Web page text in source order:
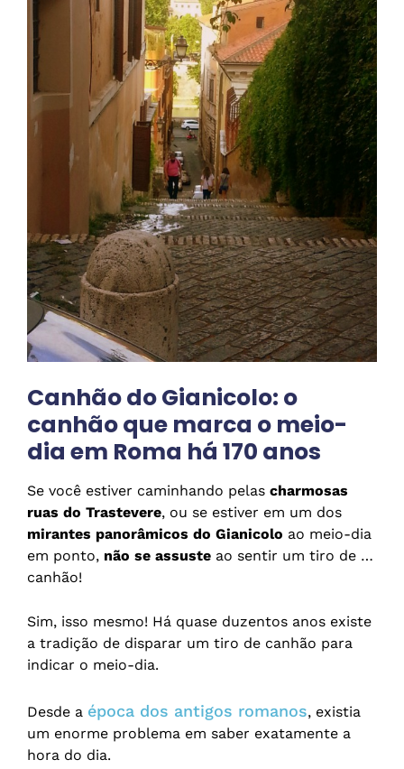
Canhão do Gianicolo: o
canhão que marca o meio-
dia em Roma há 170 anos
Se você estiver caminhando pelas charmosas
ruas do Trastevere, ou se estiver em um dos
mirantes panorâmicos do Gianicolo ao meio-dia
em ponto, não se assuste ao sentir um tiro de …
canhão!
Sim, isso mesmo! Há quase duzentos anos existe
a tradição de disparar um tiro de canhão para
indicar o meio-dia.
Desde a época dos antigos romanos, existia
um enorme problema em saber exatamente a
hora do dia.